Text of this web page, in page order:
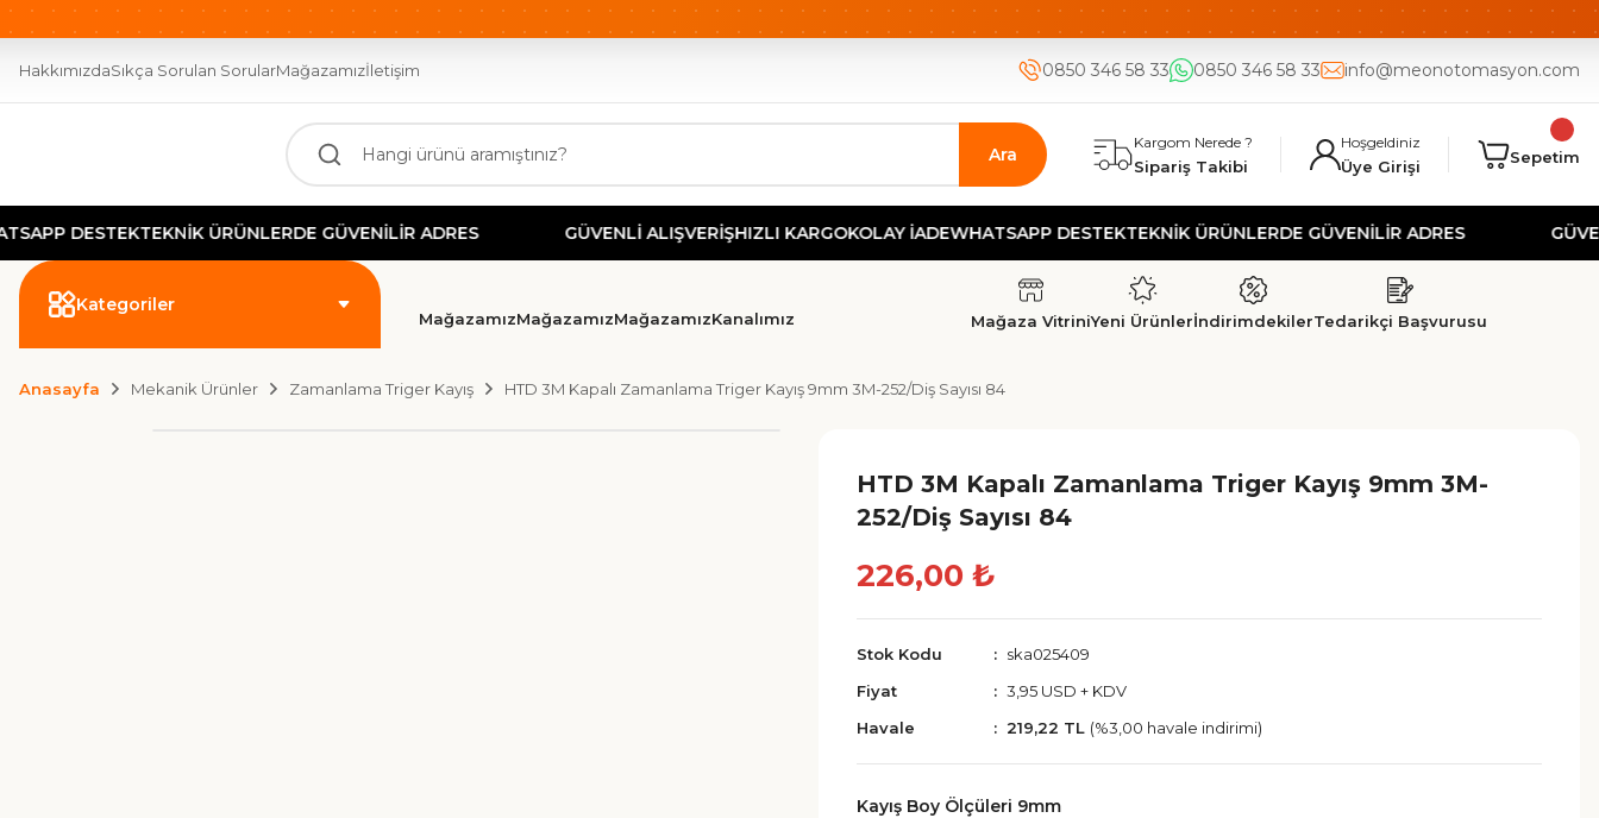
OTOMASYONUN GÜCÜ BURADA! 2000 TL ÜZERİ ÜCRETSİZ KARGO HIZLI KARGO GÜVENLİ ALIŞVERİŞ-KOLAY İADE UYGUN FİYAT
HakkımızdaSıkça Sorulan SorularMağazamızİletişim 0850 346 58 33 0850 346 58 33 info@meonotomasyon.com
Ara
Kargom Nerede ?
Sipariş Takibi
Hoşgeldiniz
Üye Girişi Sepetim
DESTEKTEKNİK ÜRÜNLERDE GÜVENİLİR ADRES GÜVENLİ ALIŞVERİŞHIZLI KARGOKOLAY İADEWHATSAPP DESTEKTEKNİK ÜRÜNLERDE GÜVENİLİR ADRES GÜVENLİ
Kategoriler
MağazamızMağazamızMağazamızKanalımız Mağaza VitriniYeni ÜrünlerİndirimdekilerTedarikçi Başvurusu
Anasayfa Mekanik Ürünler Zamanlama Triger Kayış HTD 3M Kapalı Zamanlama Triger Kayış 9mm 3M-252/Diş Sayısı 84
HTD 3M Kapalı Zamanlama Triger Kayış 9mm 3M-
252/Diş Sayısı 84
226,00 ₺
Stok Kodu
ska025409
Fiyat
3,95 USD + KDV
Havale
219,22 TL (%3,00 havale indirimi)
Kayış Boy Ölçüleri 9mm